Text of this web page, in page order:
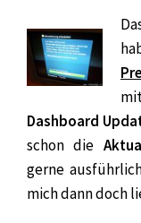
Dashboard
schon die
gerne
mich dann doch